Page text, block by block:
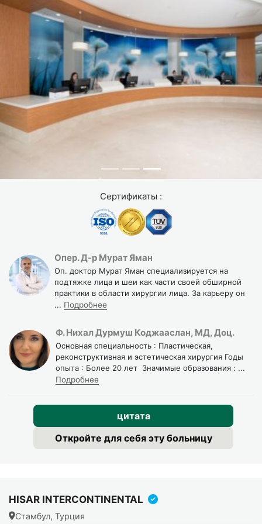
слушает ожидания, объясняет реалистичные
результаты. На этом этапе обсуждаются все детали:
техника, возможные рубцы, время восстановления,
Затем вы проходите медицинское обследование:
анализы крови, ЭКГ, консультация анестезиолога. Это
гарантирует вашу безопасность. За две недели до
операции прекратите прием антикоагулянтов,
Как проходит подтяжка лица
в Турции: этапы операции
Сертификаты :
Опер. Д-р Мурат Яман
Оп. доктор Мурат Яман специализируется на
подтяжке лица и шеи как части своей обширной
практики в области хирургии лица. За карьеру он
... Подробнее
Ф. Нихал Дурмуш Коджааслан, МД, Доц.
Основная специальность : Пластическая,
реконструктивная и эстетическая хирургия Годы
опыта : Более 20 лет Значимые образования : ...
Подробнее
цитата
Откройте для себя эту больницу
HISAR INTERCONTINENTAL
Стамбул, Турция